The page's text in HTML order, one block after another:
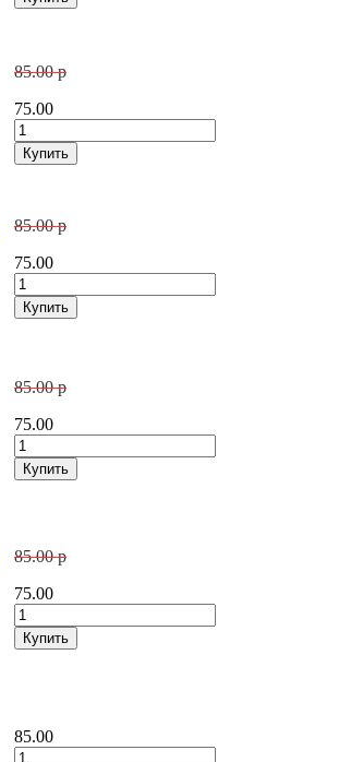
85.00 р
75.00
85.00 р
75.00
85.00 р
75.00
85.00 р
75.00
85.00